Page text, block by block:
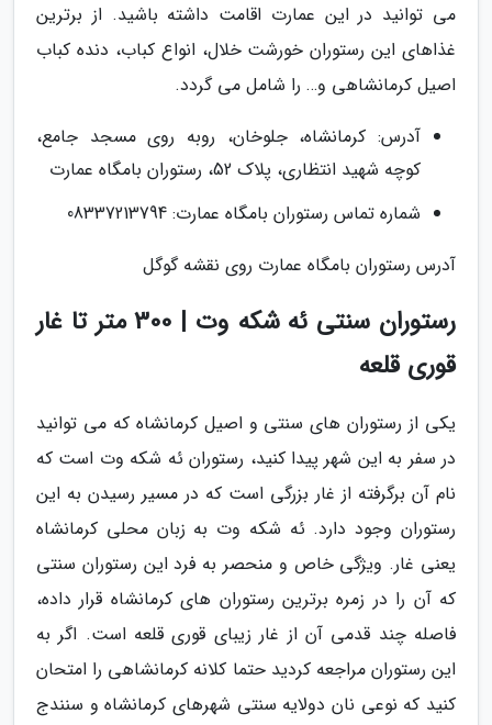
می توانید در این عمارت اقامت داشته باشید. از برترین
غذاهای این رستوران خورشت خلال، انواع کباب، دنده کباب
اصیل کرمانشاهی و… را شامل می گردد.
آدرس: کرمانشاه، جلوخان، روبه روی مسجد جامع،
کوچه شهید انتظاری، پلاک 52، رستوران بامگاه عمارت
شماره تماس رستوران بامگاه عمارت: 08337213794
آدرس رستوران بامگاه عمارت روی نقشه گوگل
رستوران سنتی ئه شکه وت | 300 متر تا غار
قوری قلعه
یکی از رستوران های سنتی و اصیل کرمانشاه که می توانید
در سفر به این شهر پیدا کنید، رستوران ئه شکه وت است که
نام آن برگرفته از غار بزرگی است که در مسیر رسیدن به این
رستوران وجود دارد. ئه شکه وت به زبان محلی کرمانشاه
یعنی غار. ویژگی خاص و منحصر به فرد این رستوران سنتی
که آن را در زمره برترین رستوران های کرمانشاه قرار داده،
فاصله چند قدمی آن از غار زیبای قوری قلعه است. اگر به
این رستوران مراجعه کردید حتما کلانه کرمانشاهی را امتحان
کنید که نوعی نان دولایه سنتی شهرهای کرمانشاه و سنندج